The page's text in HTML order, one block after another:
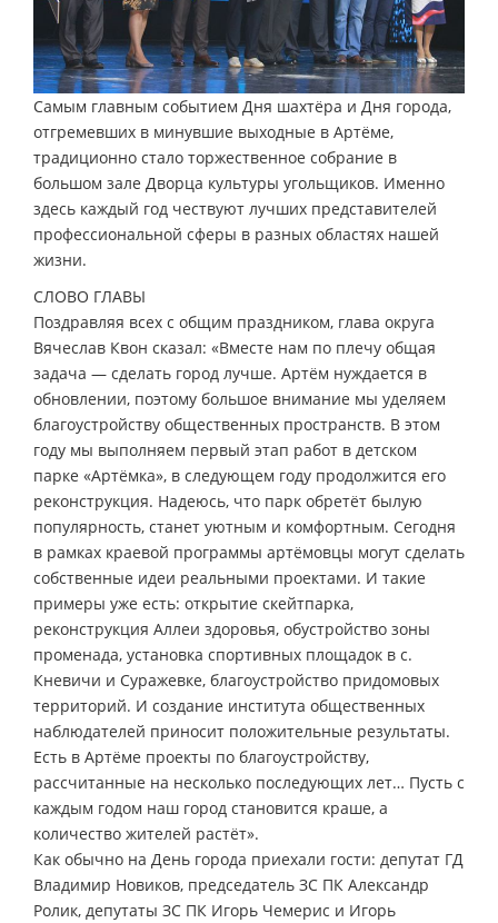
Самым главным событием Дня шахтёра и Дня города,
отгремевших в минувшие выходные в Артёме,
традиционно стало торжественное собрание в
большом зале Дворца культуры угольщиков. Именно
здесь каждый год чествуют лучших представителей
профессиональной сферы в разных областях нашей
жизни.
СЛОВО ГЛАВЫ
Поздравляя всех с общим праздником, глава округа
Вячеслав Квон сказал: «Вместе нам по плечу общая
задача — сделать город лучше. Артём нуждается в
обновлении, поэтому большое внимание мы уделяем
благоустройству общественных пространств. В этом
году мы выполняем первый этап работ в детском
парке «Артёмка», в следующем году продолжится его
реконструкция. Надеюсь, что парк обретёт былую
популярность, станет уютным и комфортным. Сегодня
в рамках краевой программы артёмовцы могут сделать
собственные идеи реальными проектами. И такие
примеры уже есть: открытие скейтпарка,
реконструкция Аллеи здоровья, обустройство зоны
променада, установка спортивных площадок в с.
Кневичи и Суражевке, благоустройство придомовых
территорий. И создание института общественных
наблюдателей приносит положительные результаты.
Есть в Артёме проекты по благоустройству,
рассчитанные на несколько последующих лет… Пусть с
каждым годом наш город становится краше, а
количество жителей растёт».
Как обычно на День города приехали гости: депутат ГД
Владимир Новиков, председатель ЗС ПК Александр
Ролик, депутаты ЗС ПК Игорь Чемерис и Игорь